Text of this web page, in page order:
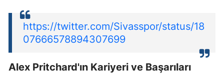
https://twitter.com/Sivasspor/status/18
07666578894307699
Alex Pritchard'ın Kariyeri ve Başarıları